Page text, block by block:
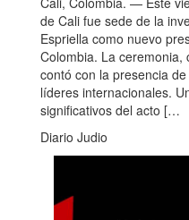
de Cali fue sede de la
Espriella como nuevo
Colombia. La ceremonia,
contó con la presencia
líderes internacionales.
significativos del acto […
Diario Judio